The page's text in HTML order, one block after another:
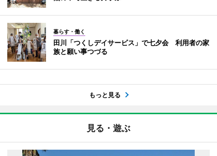
暮らす・働く
田川「つくしデイサービス」で七夕会 利用者の家
族と願い事つづる
もっと見る
見る・遊ぶ